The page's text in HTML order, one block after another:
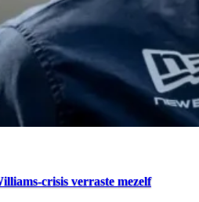
crisis verraste mezelf